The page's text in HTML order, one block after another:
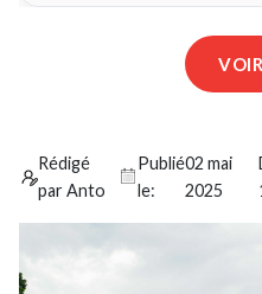
Rédigé
par Anto
Publié
le:
02 mai
2025